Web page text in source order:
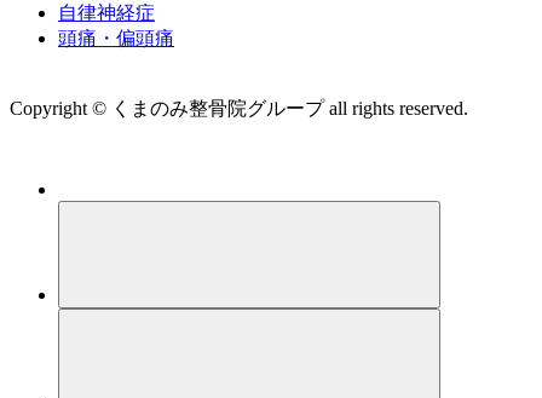
自律神経症
頭痛・偏頭痛
Copyright © くまのみ整骨院グループ all rights reserved.